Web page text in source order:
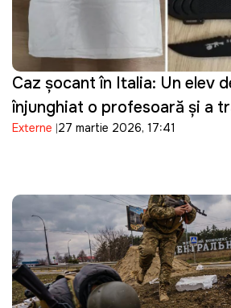
Caz șocant în Italia: Un elev
înjunghiat o profesoară și a
pe Telegram
Externe 27 martie 2026, 17:41